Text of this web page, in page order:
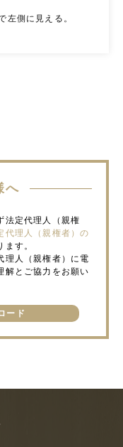
左側に見える。
へ
法定代理人（親権
代理人（親権者）の
ます。
理人（親権者）に電
解とご協力をお願い
ード